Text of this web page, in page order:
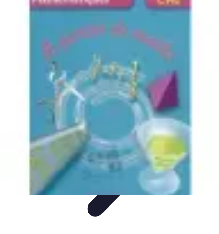
Atlas Géographique
Atlas Thématiques
Atlas Géographique